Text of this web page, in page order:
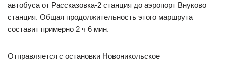
автобуса от Рассказовка-2 станция до аэропорт Внуково
станция. Общая продолжительность этого маршрута
составит примерно 2 ч 6 мин.
Отправляется с остановки Новоникольское